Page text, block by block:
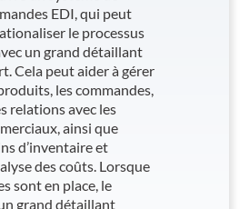
EDI, qui peut
le processus
un grand détaillant
Cela peut aider à gérer
les commandes,
relations avec les
ainsi que
d’inventaire et
des coûts. Lorsque
sont en place, le
grand détaillant